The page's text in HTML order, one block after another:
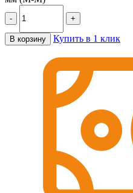
- +
В корзину Купить в 1 клик